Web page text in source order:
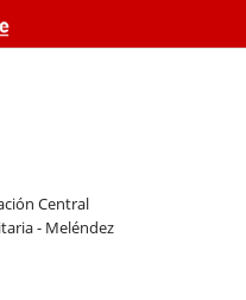
Central
- Meléndez